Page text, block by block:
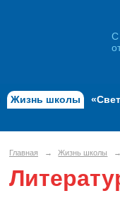
С
Жизнь школы
Главная → Жизнь школы →